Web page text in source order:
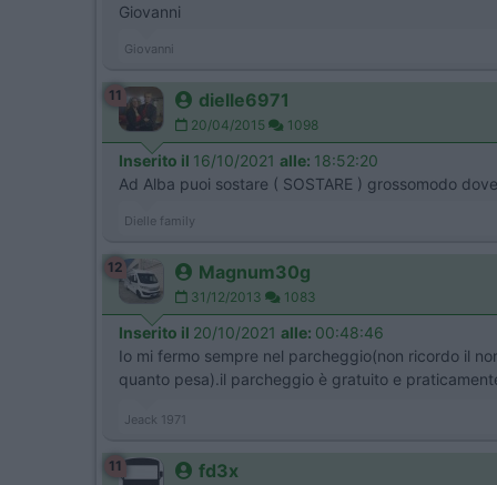
Giovanni
Giovanni
11 dielle6971
20/04/2015 1098
Inserito il 16/10/2021 alle: 18:52:20
Ad Alba puoi sostare ( SOSTARE ) grossomodo
Dielle family
12 Magnum30g
31/12/2013 1083
Inserito il 20/10/2021 alle: 00:48:46
Io mi fermo sempre nel parcheggio(non ricordo il
quanto pesa).il parcheggio è gratuito e
Jeack 1971
11 fd3x